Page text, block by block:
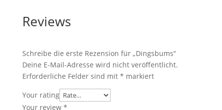
Reviews
Schreibe die erste Rezension für „Dingsbums“
Deine E-Mail-Adresse wird nicht veröffentlicht.
Erforderliche Felder sind mit * markiert
Your rating
Your review *